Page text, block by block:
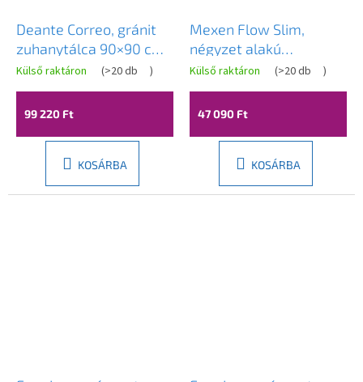
Deante Correo, gránit
zuhanytálca 90×90 cm,
bézs, DEA-KQR_541B
Külső raktáron (>20 db )
99 220 Ft
KOSÁRBA
Mexen Flow Slim,
négyzet alakú
zuhanytálca 85 x 85
cm, fényes fehér,
46S108585
Külső raktáron (>20 db )
47 090 Ft
KOSÁRBA